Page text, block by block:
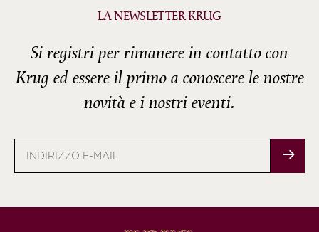
LA NEWSLETTER KRUG
Si registri per rimanere in contatto con
Krug ed essere il primo a conoscere le nostre
novità e i nostri eventi.